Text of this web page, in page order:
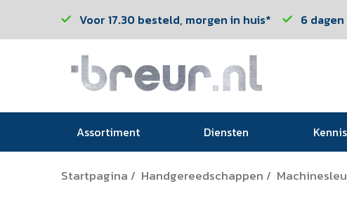
Voor 17.30 besteld, morgen in huis* 6
Assortiment Diensten
Startpagina / Handgereedschappen /